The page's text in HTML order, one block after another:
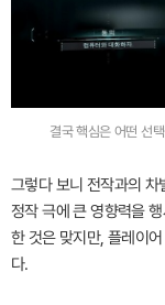
결국 핵심은 어떤 선
그렇다 보니 전작과의
정작 극에 큰 영향력을
한 것은 맞지만, 플레이
다.